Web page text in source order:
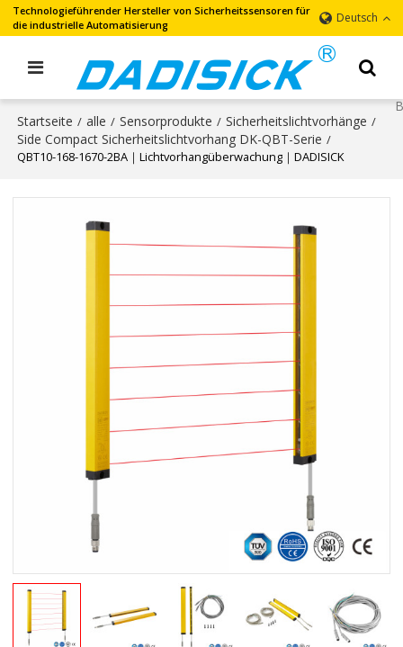
Technologieführender Hersteller von Sicherheitssensoren für
die industrielle Automatisierung
Deutsch
Startseite / alle / Sensorprodukte / Sicherheitslichtvorhänge /
Side Compact Sicherheitslichtvorhang DK-QBT-Serie /
QBT10-168-1670-2BA｜Lichtvorhangüberwachung｜DADISICK